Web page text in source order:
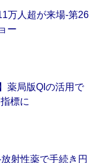
万人超が来場‐第26
ー
薬局版QIの活用で
標に
射性薬で手続き円